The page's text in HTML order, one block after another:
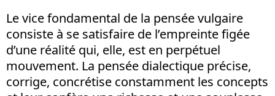
Le vice fondamental de la pensée vulgaire
consiste à se satisfaire de l’empreinte figée
d’une réalité qui, elle, est en perpétuel
mouvement. La pensée dialectique précise,
corrige, concrétise constamment les concepts